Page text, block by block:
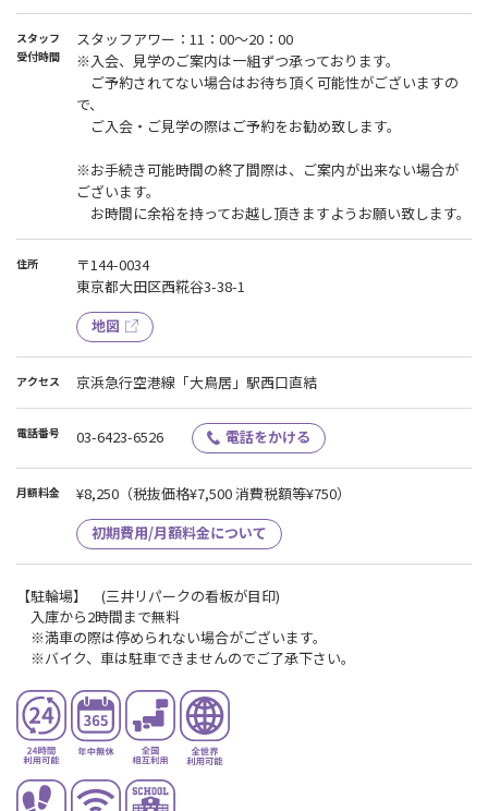
スタッフ
受付時間
スタッフアワー：11：00～20：00
※入会、見学のご案内は一組ずつ承っております。
ご予約されてない場合はお待ち頂く可能性がございますの
で、
ご入会・ご見学の際はご予約をお勧め致します。
※お手続き可能時間の終了間際は、ご案内が出来ない場合が
ございます。
お時間に余裕を持ってお越し頂きますようお願い致します。
住所
〒144-0034
東京都大田区西糀谷3-38-1
地図
アクセス 京浜急行空港線「大鳥居」駅西口直結
電話番号 03-6423-6526 電話をかける
月額料金 ¥8,250 （税抜価格¥7,500 消費税額等¥750）
初期費用/月額料金について
【駐輪場】 (三井リパークの看板が目印)
入庫から2時間まで無料
※満車の際は停められない場合がございます。
※バイク、車は駐車できませんのでご了承下さい。